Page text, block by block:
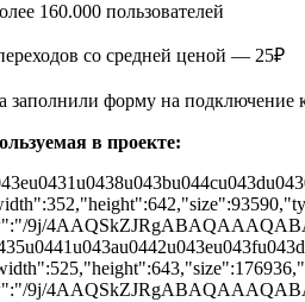
160.000 пользователей
со средней ценой — 25₽
заполнили форму на подключение
в проекте:
9j/
9j/